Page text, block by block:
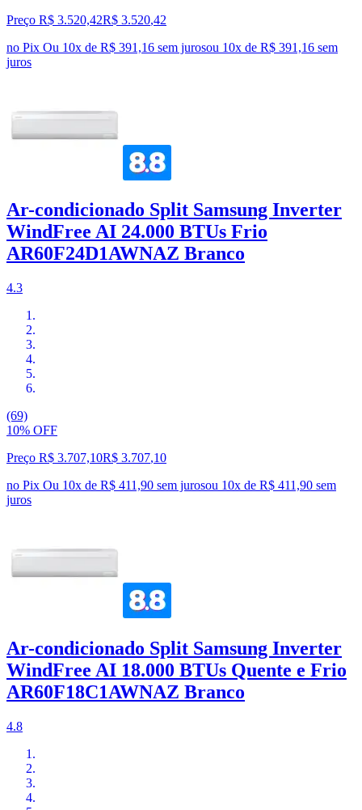
Preço R$ 3.520,42R$ 3.520,42
no Pix Ou 10x de R$ 391,16 sem jurosou 10x de R$ 391,16 sem
juros
Ar-condicionado Split Samsung Inverter
WindFree AI 24.000 BTUs Frio
AR60F24D1AWNAZ Branco
4.3
(69)
10% OFF
Preço R$ 3.707,10R$ 3.707,10
no Pix Ou 10x de R$ 411,90 sem jurosou 10x de R$ 411,90 sem
juros
Ar-condicionado Split Samsung Inverter
WindFree AI 18.000 BTUs Quente e Frio
AR60F18C1AWNAZ Branco
4.8